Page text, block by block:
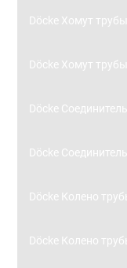
Döcke Хомут
Döcke Хомут
Döcke
Döcke
Döcke Колено
Döcke Колено